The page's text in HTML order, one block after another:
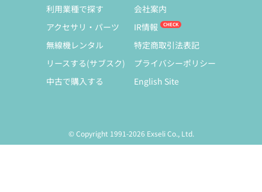
利用業種で探す
アクセサリ・パーツ
無線機レンタル
リースする(サブスク)
中古で購入する
会社案内
IR情報
特定商取引法表記
プライバシーポリシー
English Site
© Copyright 1991-2026 Exseli Co., Ltd.